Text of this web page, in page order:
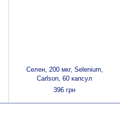
Селен, 200 мкг, Selenium,
Carlson, 60 капсул
396 грн